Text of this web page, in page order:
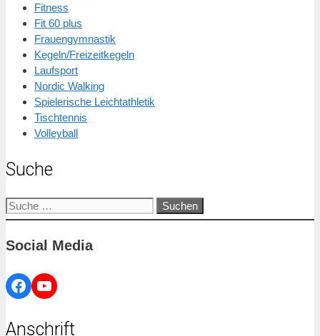
Fitness
Fit 60 plus
Frauengymnastik
Kegeln/Freizeitkegeln
Laufsport
Nordic Walking
Spielerische Leichtathletik
Tischtennis
Volleyball
Suche
Suche
nach:
Social Media
Facebook
YouTube
Anschrift